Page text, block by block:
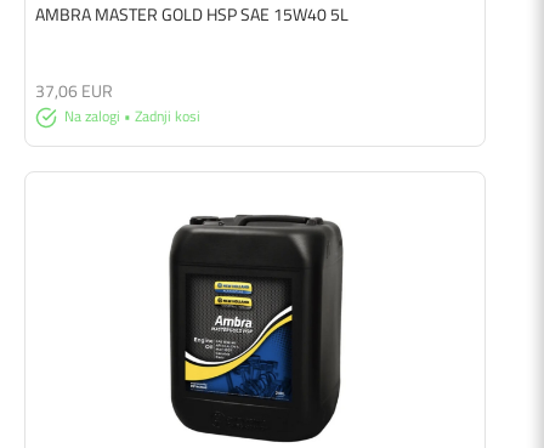
AMBRA MASTER GOLD HSP SAE 15W40 5L
Na zalogi • Zadnji kosi
37,06 EUR